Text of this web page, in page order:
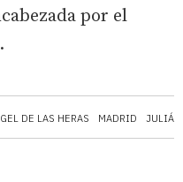
DE LAS HERAS MADRID JULIÁN
por el